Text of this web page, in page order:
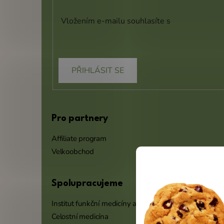
Vložením e-mailu souhlasíte s
PŘIHLÁSIT SE
Pro partnery
Affiliate program
Velkoobchod
Spolupracujeme
Institut funkční medicíny a výživy
Celostní medicína